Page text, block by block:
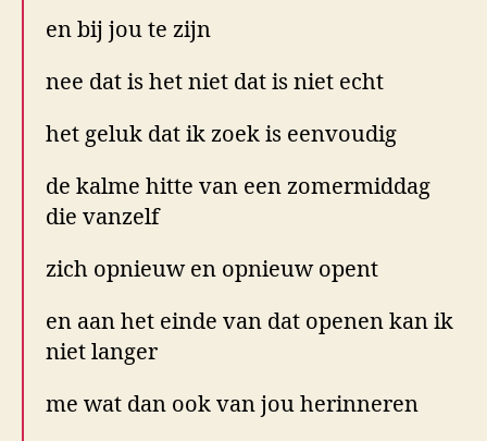
en bij jou te zijn
nee dat is het niet dat is niet echt
het geluk dat ik zoek is eenvoudig
de kalme hitte van een zomermiddag
die vanzelf
zich opnieuw en opnieuw opent
en aan het einde van dat openen kan ik
niet langer
me wat dan ook van jou herinneren